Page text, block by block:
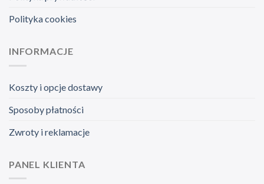
Polityka cookies
INFORMACJE
Koszty i opcje dostawy
Sposoby płatności
Zwroty i reklamacje
PANEL KLIENTA